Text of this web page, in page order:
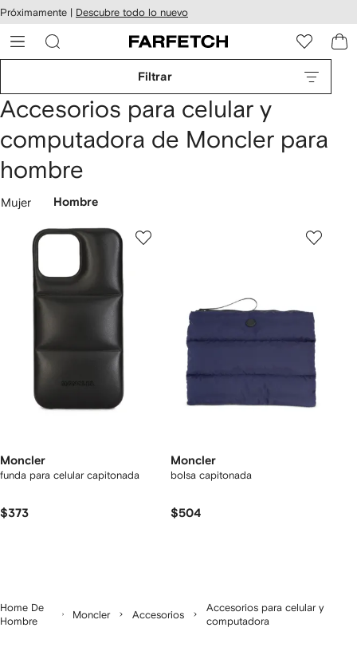
al
Próximamente | Descubre todo lo nuevo
Filtrar
Accesorios para celular y
computadora de Moncler para
hombre
Mujer Hombre
Moncler
funda para celular capitonada
$373
Moncler
bolsa capitonada
$504
Home De
Hombre
Moncler Accesorios
Accesorios para celular y
computadora